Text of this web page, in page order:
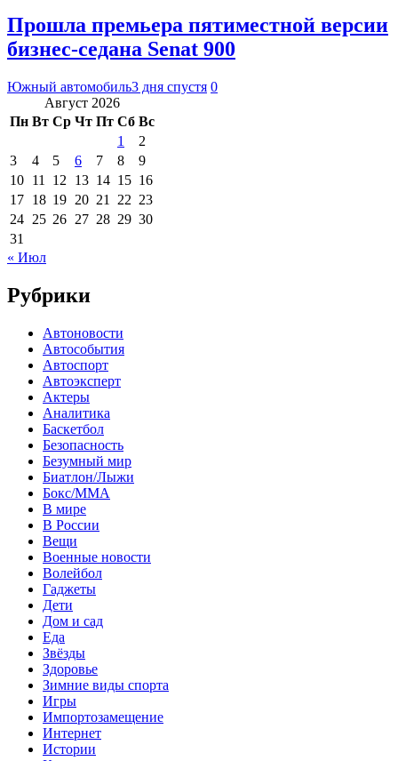
Прошла премьера пятиместной версии
бизнес-седана Senat 900
Южный автомобиль3 дня спустя 0
Август 2026
Пн Вт Ср Чт Пт Сб Вс
1
2
3
4 5 6 7 8
9
10 11 12 13 14 15 16
17 18 19 20 21 22 23
24 25 26 27 28 29 30
31
« Июл
Рубрики
Автоновости
Автособытия
Автоспорт
Автоэксперт
Актеры
Аналитика
Баскетбол
Безопасность
Безумный мир
Биатлон/Лыжи
Бокс/MMA
В мире
В России
Вещи
Военные новости
Волейбол
Гаджеты
Дети
Дом и сад
Еда
Звёзды
Здоровье
Зимние виды спорта
Игры
Импортозамещение
Интернет
Истории